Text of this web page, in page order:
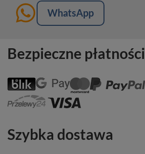
WhatsApp
Bezpieczne płatności
Szybka dostawa